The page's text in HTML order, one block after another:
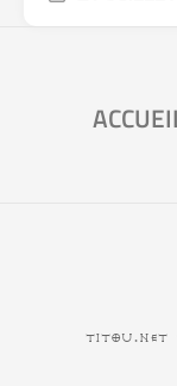
titou.net